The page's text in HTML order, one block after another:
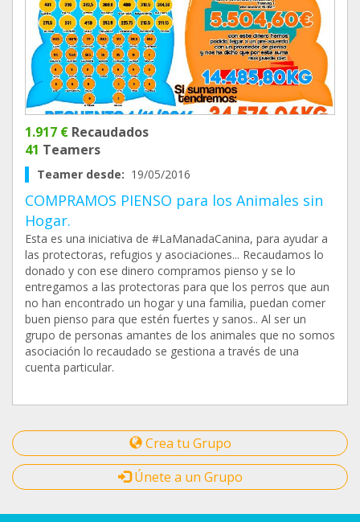
1.917 € Recaudados
41 Teamers
Teamer desde: 19/05/2016
COMPRAMOS PIENSO para los Animales sin
Hogar.
Esta es una iniciativa de #LaManadaCanina, para ayudar a
las protectoras, refugios y asociaciones... Recaudamos lo
donado y con ese dinero compramos pienso y se lo
entregamos a las protectoras para que los perros que aun
no han encontrado un hogar y una familia, puedan comer
buen pienso para que estén fuertes y sanos.. Al ser un
grupo de personas amantes de los animales que no somos
asociación lo recaudado se gestiona a través de una
cuenta particular.
Crea tu Grupo
Únete a un Grupo